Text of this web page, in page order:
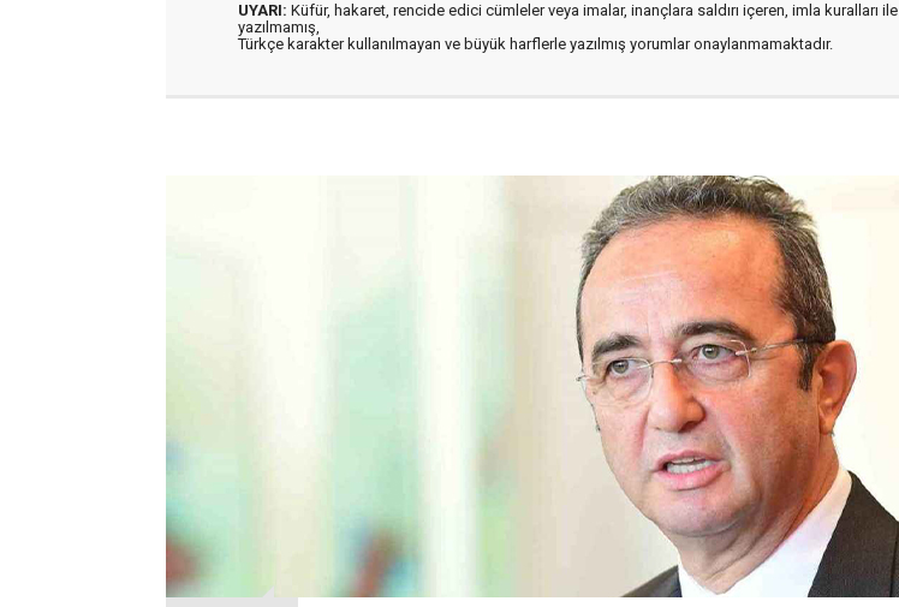
UYARI: Küfür, hakaret, rencide edici cümleler veya imalar, inançlara saldırı içeren, imla kuralları ile
yazılmamış,
Türkçe karakter kullanılmayan ve büyük harflerle yazılmış yorumlar onaylanmamaktadır.